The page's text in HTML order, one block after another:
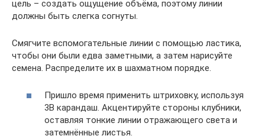
цель – создать ощущение объёма, поэтому линии
должны быть слегка согнуты.
Смягчите вспомогательные линии с помощью ластика,
чтобы они были едва заметными, а затем нарисуйте
семена. Распределите их в шахматном порядке.
Пришло время применить штриховку, используя
3B карандаш. Акцентируйте стороны клубники,
оставляя тонкие линии отражающего света и
затемнённые листья.